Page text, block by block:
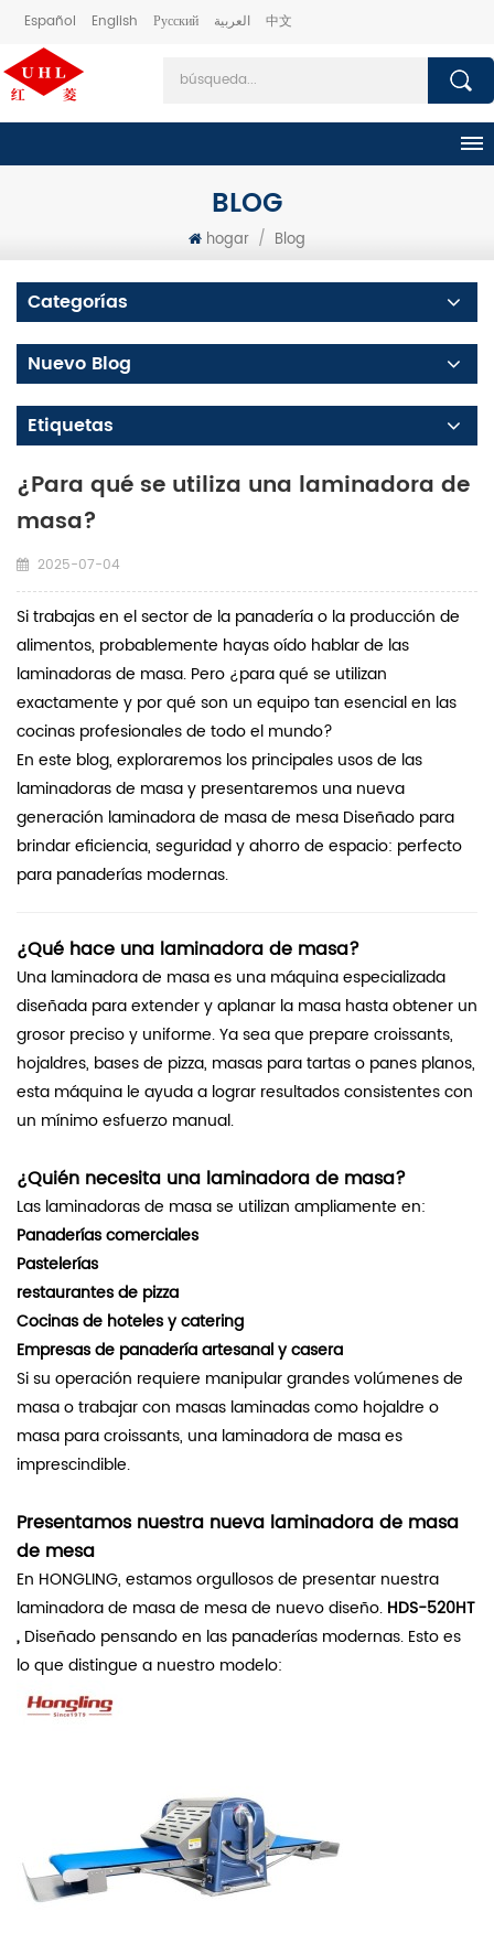
Español English Русский العربية 中文
BLOG
hogar / Blog
Categorías
Nuevo Blog
Etiquetas
¿Para qué se utiliza una laminadora de
masa?
2025-07-04
Si trabajas en el sector de la panadería o la producción de
alimentos, probablemente hayas oído hablar de las
laminadoras de masa. Pero ¿para qué se utilizan
exactamente y por qué son un equipo tan esencial en las
cocinas profesionales de todo el mundo?
En este blog, exploraremos los principales usos de las
laminadoras de masa y presentaremos una nueva
generación laminadora de masa de mesa Diseñado para
brindar eficiencia, seguridad y ahorro de espacio: perfecto
para panaderías modernas.
¿Qué hace una laminadora de masa?
Una laminadora de masa es una máquina especializada
diseñada para extender y aplanar la masa hasta obtener un
grosor preciso y uniforme. Ya sea que prepare croissants,
hojaldres, bases de pizza, masas para tartas o panes planos,
esta máquina le ayuda a lograr resultados consistentes con
un mínimo esfuerzo manual.
¿Quién necesita una laminadora de masa?
Las laminadoras de masa se utilizan ampliamente en:
Panaderías comerciales
Pastelerías
restaurantes de pizza
Cocinas de hoteles y catering
Empresas de panadería artesanal y casera
Si su operación requiere manipular grandes volúmenes de
masa o trabajar con masas laminadas como hojaldre o
masa para croissants, una laminadora de masa es
imprescindible.
Presentamos nuestra nueva laminadora de masa
de mesa
En HONGLING, estamos orgullosos de presentar nuestra
laminadora de masa de mesa de nuevo diseño. HDS-520HT
, Diseñado pensando en las panaderías modernas. Esto es
lo que distingue a nuestro modelo: